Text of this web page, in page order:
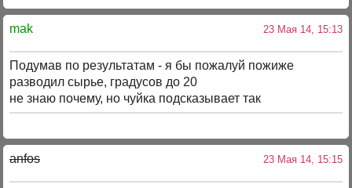
mak 23 Мая 14, 15:13
Подумав по результатам - я бы пожалуй пожиже
разводил сырье, градусов до 20
не знаю почему, но чуйка подсказывает так
anfos 23 Мая 14, 15:15